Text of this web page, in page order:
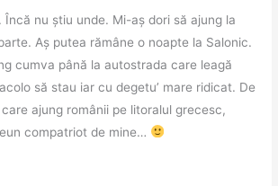
Încă nu știu unde. Mi-aș dori să ajung la
Aș putea rămâne o noapte la Salonic.
cumva până la autostrada care leagă
să stau iar cu degetu’ mare ridicat. De
ajung românii pe litoralul grecesc,
compatriot de mine…